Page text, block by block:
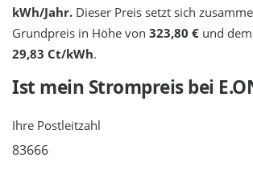
kWh/Jahr. Dieser Preis setzt sich
Grundpreis in Höhe von323,80 € und
29,83 Ct/kWh.
Ist mein Strompreis bei
Ihre Postleitzahl